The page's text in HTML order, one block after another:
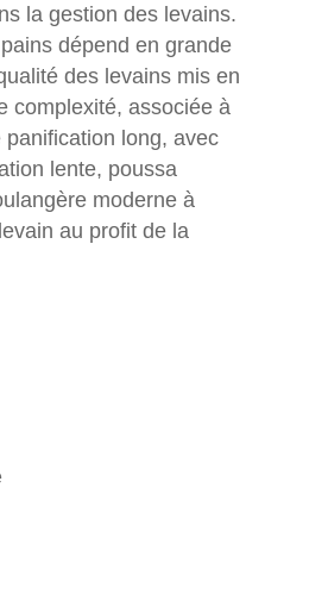
la gestion des levains.
dépend en grande
des levains mis en
complexité, associée à
panification long, avec
lente, poussa
moderne à
au profit de la